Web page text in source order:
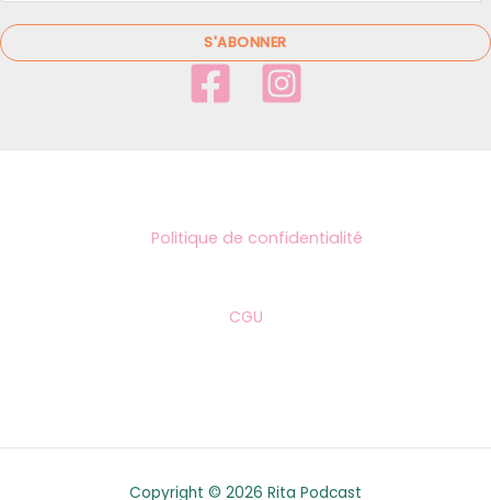
i
l
S'ABONNER
Politique de confidentialité
CGU
Copyright © 2026 Rita Podcast